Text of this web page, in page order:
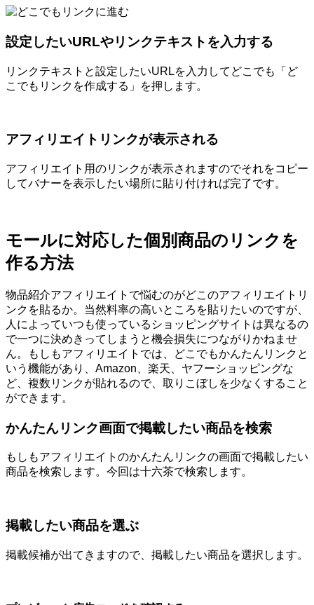
設定したいURLやリンクテキストを入力する
リンクテキストと設定したいURLを入力してどこでも「ど
こでもリンクを作成する」を押します。
アフィリエイトリンクが表示される
アフィリエイト用のリンクが表示されますのでそれをコピー
してバナーを表示したい場所に貼り付ければ完了です。
モールに対応した個別商品のリンクを
作る方法
物品紹介アフィリエイトで悩むのがどこのアフィリエイトリ
ンクを貼るか。当然料率の高いところを貼りたいのですが、
人によっていつも使っているショッピングサイトは異なるの
で一つに決めきってしまうと機会損失につながりかねませ
ん。もしもアフィリエイトでは、どこでもかんたんリンクと
いう機能があり、Amazon、楽天、ヤフーショッピングな
ど、複数リンクが貼れるので、取りこぼしを少なくすること
ができます。
かんたんリンク画面で掲載したい商品を検索
もしもアフィリエイトのかんたんリンクの画面で掲載したい
商品を検索します。今回は十六茶で検索します。
掲載したい商品を選ぶ
掲載候補が出てきますので、掲載したい商品を選択します。